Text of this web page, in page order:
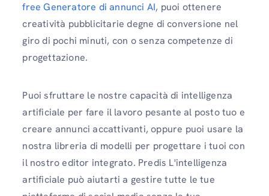
free Generatore di annunci AI, puoi ottenere
creatività pubblicitarie degne di conversione nel
giro di pochi minuti, con o senza competenze di
progettazione.
Puoi sfruttare le nostre capacità di intelligenza
artificiale per fare il lavoro pesante al posto tuo e
creare annunci accattivanti, oppure puoi usare la
nostra libreria di modelli per progettare i tuoi con
il nostro editor integrato. Predis L'intelligenza
artificiale può aiutarti a gestire tutte le tue